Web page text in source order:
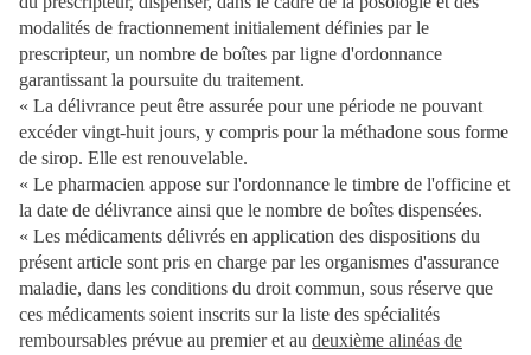
modalités de fractionnement initialement définies par le
prescripteur, un nombre de boîtes par ligne d'ordonnance
garantissant la poursuite du traitement.
« La délivrance peut être assurée pour une période ne pouvant
excéder vingt-huit jours, y compris pour la méthadone sous forme
de sirop. Elle est renouvelable.
« Le pharmacien appose sur l'ordonnance le timbre de l'officine et
la date de délivrance ainsi que le nombre de boîtes dispensées.
« Les médicaments délivrés en application des dispositions du
présent article sont pris en charge par les organismes d'assurance
maladie, dans les conditions du droit commun, sous réserve que
ces médicaments soient inscrits sur la liste des spécialités
remboursables prévue au premier et au deuxième alinéas de